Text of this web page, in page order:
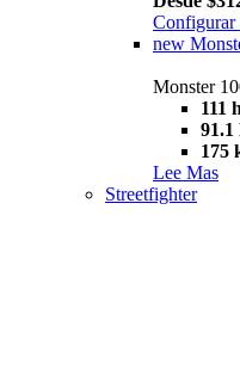
Configurar
new
Monster
111
91.1
175
Lee Mas
Streetfighter